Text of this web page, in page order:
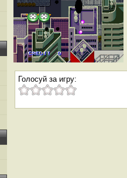
Голосуй за игру: